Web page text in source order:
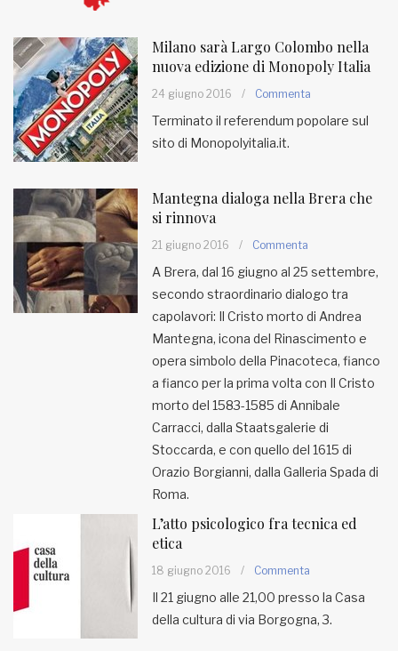
Milano sarà Largo Colombo nella
nuova edizione di Monopoly Italia
24 giugno 2016 / Commenta
Terminato il referendum popolare sul
sito di Monopolyitalia.it.
Mantegna dialoga nella Brera che
si rinnova
21 giugno 2016 / Commenta
A Brera, dal 16 giugno al 25 settembre,
secondo straordinario dialogo tra
capolavori: Il Cristo morto di Andrea
Mantegna, icona del Rinascimento e
opera simbolo della Pinacoteca, fianco
a fianco per la prima volta con Il Cristo
morto del 1583-1585 di Annibale
Carracci, dalla Staatsgalerie di
Stoccarda, e con quello del 1615 di
Orazio Borgianni, dalla Galleria Spada di
Roma.
L’atto psicologico fra tecnica ed
etica
18 giugno 2016 / Commenta
Il 21 giugno alle 21,00 presso la Casa
della cultura di via Borgogna, 3.